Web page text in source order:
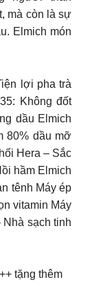
mà còn là sự
Elmich món
lợi pha trà
Không đốt
dầu Elmich
80% dầu mỡ
Hera – Sắc
hầm Elmich
tênh Máy ép
vitamin Máy
Nhà sạch tinh
tặng thêm